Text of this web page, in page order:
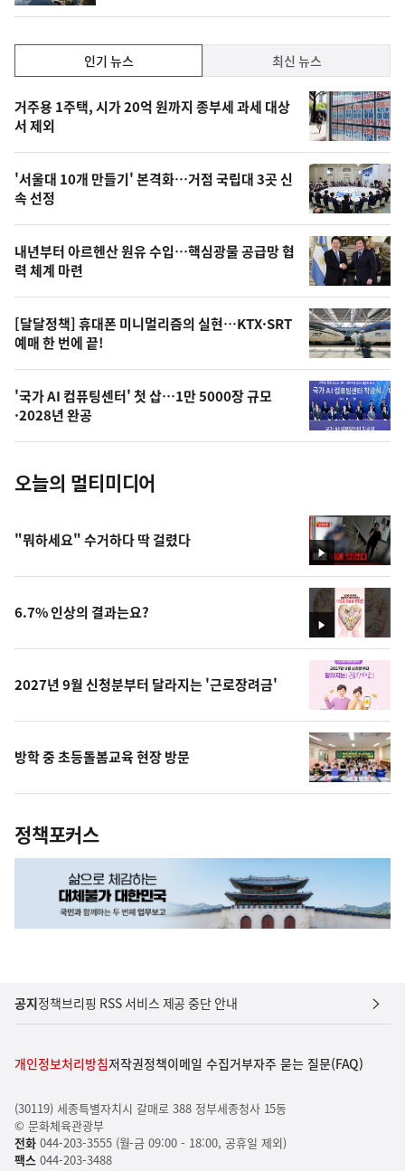
락
기,
최
신,
오
늘
의
영
상
오
늘
의
사
진
인기 뉴스 최신 뉴스
기
뉴
스
거주용 1주택, 시가 20억 원까지 종부세 과세 대상
서 제외
'서울대 10개 만들기' 본격화…거점 국립대 3곳 신
속 선정
내년부터 아르헨산 원유 수입…핵심광물 공급망 협
력 체계 마련
[달달정책] 휴대폰 미니멀리즘의 실현…KTX·SRT
예매 한 번에 끝!
'국가 AI 컴퓨팅센터' 첫 삽…1만 5000장 규모
·2028년 완공
오늘의 멀티미디어
영
상
"뭐하세요" 수거하다 딱 걸렸다
영
상
6.7% 인상의 결과는요?
2027년 9월 신청분부터 달라지는 '근로장려금'
방학 중 초등돌봄교육 현장 방문
정책포커스
공지정책브리핑 RSS 서비스 제공 중단 안내
개인정보처리방침저작권정책이메일 수집거부자주 묻는 질문(FAQ)
(30119) 세종특별자치시 갈매로 388 정부세종청사 15동
© 문화체육관광부
전화044-203-3555 (월-금 09:00 - 18:00, 공휴일 제외)
팩스044-203-3488